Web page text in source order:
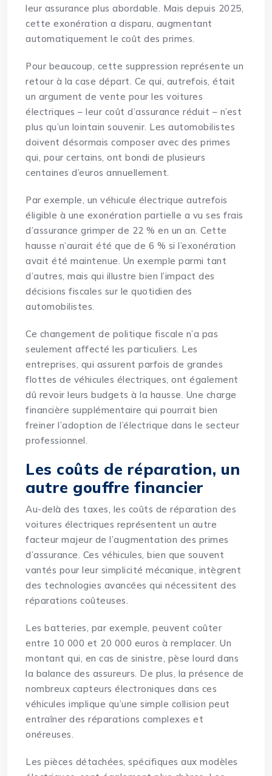
leur assurance plus abordable. Mais depuis 2025,
cette exonération a disparu, augmentant
automatiquement le coût des primes.
Pour beaucoup, cette suppression représente un
retour à la case départ. Ce qui, autrefois, était
un argument de vente pour les voitures
électriques – leur coût d’assurance réduit – n’est
plus qu’un lointain souvenir. Les automobilistes
doivent désormais composer avec des primes
qui, pour certains, ont bondi de plusieurs
centaines d’euros annuellement.
Par exemple, un véhicule électrique autrefois
éligible à une exonération partielle a vu ses frais
d’assurance grimper de 22 % en un an. Cette
hausse n’aurait été que de 6 % si l’exonération
avait été maintenue. Un exemple parmi tant
d’autres, mais qui illustre bien l’impact des
décisions fiscales sur le quotidien des
automobilistes.
Ce changement de politique fiscale n’a pas
seulement affecté les particuliers. Les
entreprises, qui assurent parfois de grandes
flottes de véhicules électriques, ont également
dû revoir leurs budgets à la hausse. Une charge
financière supplémentaire qui pourrait bien
freiner l’adoption de l’électrique dans le secteur
professionnel.
Les coûts de réparation, un
autre gouffre financier
Au-delà des taxes, les coûts de réparation des
voitures électriques représentent un autre
facteur majeur de l’augmentation des primes
d’assurance. Ces véhicules, bien que souvent
vantés pour leur simplicité mécanique, intègrent
des technologies avancées qui nécessitent des
réparations coûteuses.
Les batteries, par exemple, peuvent coûter
entre 10 000 et 20 000 euros à remplacer. Un
montant qui, en cas de sinistre, pèse lourd dans
la balance des assureurs. De plus, la présence de
nombreux capteurs électroniques dans ces
véhicules implique qu’une simple collision peut
entraîner des réparations complexes et
onéreuses.
Les pièces détachées, spécifiques aux modèles